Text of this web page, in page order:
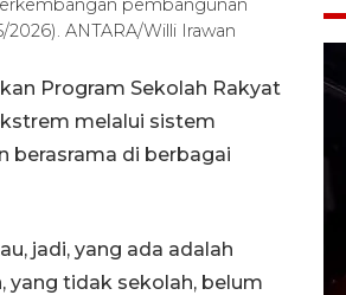
pembangunan
ANTARA/Willi Irawan
Program Sekolah Rakyat
melalui sistem
berasrama di berbagai
jadi, yang ada adalah
yang tidak sekolah, belum